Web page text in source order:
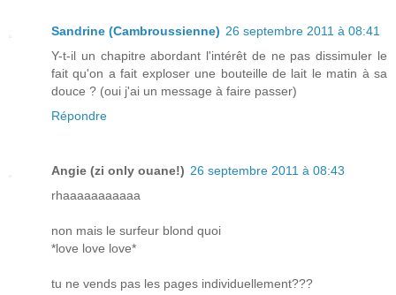
Sandrine (Cambroussienne) 26 septembre 2011 à 08:41
Y-t-il un chapitre abordant l'intérêt de ne pas dissimuler le
fait qu'on a fait exploser une bouteille de lait le matin à sa
douce ? (oui j'ai un message à faire passer)
Répondre
Angie (zi only ouane!) 26 septembre 2011 à 08:43
rhaaaaaaaaaaa
non mais le surfeur blond quoi
*love love love*
tu ne vends pas les pages individuellement???